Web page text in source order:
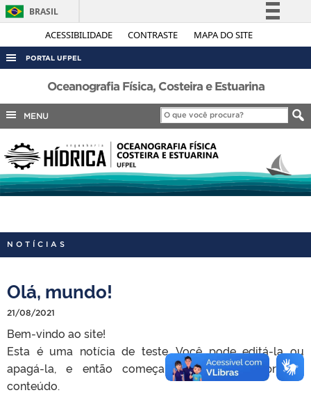
ACESSIBILIDADE CONTRASTE MAPA DO SITE
BRASIL
Simplifique!
Legislação
PORTAL UFPEL
ACESSO À INFORMAÇÃO
AUDITORIA
COBALTO
CONCURSOS
EDITAIS
PORTARIAS
Oceanografia Física, Costeira e Estuarina
MENU
NOTÍCIAS
Olá, mundo!
21/08/2021
Bem-vindo ao site!
Esta é uma notícia de teste. Você pode editá-la ou
apagá-la, e então começar a inserir seu próprio
conteúdo.